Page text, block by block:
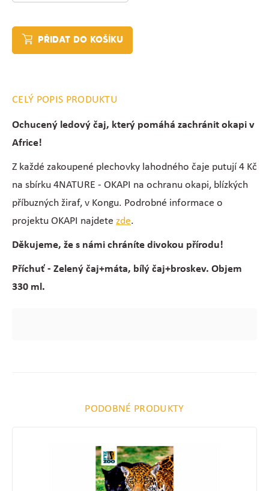
PŘIDAT DO KOŠÍKU
CELÝ POPIS PRODUKTU
Ochucený ledový čaj, který pomáhá zachránit okapi v
Africe!
Z každé zakoupené plechovky lahodného čaje putují 4 Kč
na sbírku 4NATURE - OKAPI na ochranu okapi, blízkých
příbuzných žiraf, v Kongu. Podrobné informace o
projektu OKAPI najdete zde.
Děkujeme, že s námi chráníte divokou přírodu!
Příchuť - Zelený čaj+máta, bílý čaj+broskev. Objem
330 ml.
PODOBNÉ PRODUKTY